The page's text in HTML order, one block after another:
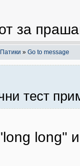
за
» Go to message
тест
long"